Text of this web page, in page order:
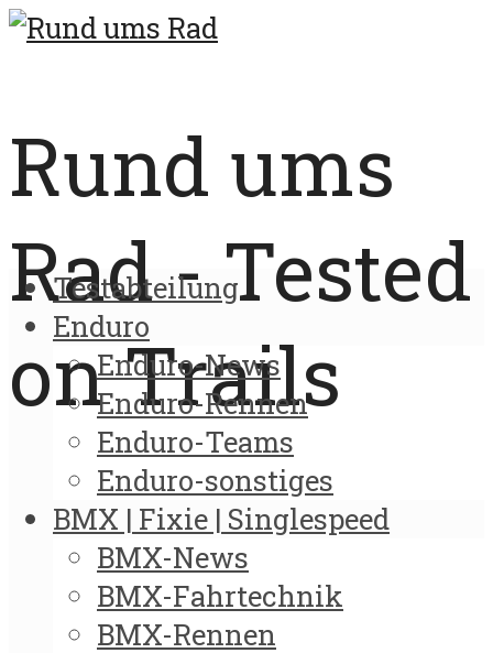
Rund ums
Rad - Tested
on Trails
Testabteilung
Enduro
Enduro-News
Enduro-Rennen
Enduro-Teams
Enduro-sonstiges
BMX | Fixie | Singlespeed
BMX-News
BMX-Fahrtechnik
BMX-Rennen